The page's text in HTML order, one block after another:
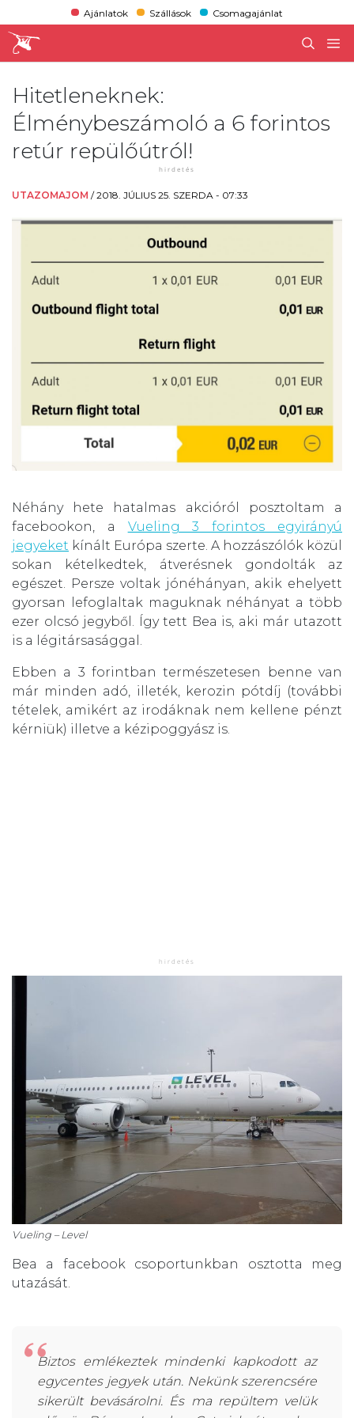
Ajánlatok Szállások Csomagajánlat
Hitetleneknek:
Élménybeszámoló a 6 forintos
retúr repülőútról!
UTAZOMAJOM /2018. JÚLIUS 25. SZERDA - 07:33
Néhány hete hatalmas akcióról posztoltam a
facebookon, a Vueling 3 forintos egyirányú
jegyeket kínált Európa szerte. A hozzászólók közül
sokan kételkedtek, átverésnek gondolták az
egészet. Persze voltak jónéhányan, akik ehelyett
gyorsan lefoglaltak maguknak néhányat a több
ezer olcsó jegyből. Így tett Bea is, aki már utazott
is a légitársasággal.
Ebben a 3 forintban természetesen benne van
már minden adó, illeték, kerozin pótdíj (további
tételek, amikért az irodáknak nem kellene pénzt
kérniük) illetve a kézipoggyász is.
Vueling – Level
Bea a facebook csoportunkban osztotta meg
utazását.
Biztos emlékeztek mindenki kapkodott az
egycentes jegyek után. Nekünk szerencsére
sikerült bevásárolni. És ma repültem velük